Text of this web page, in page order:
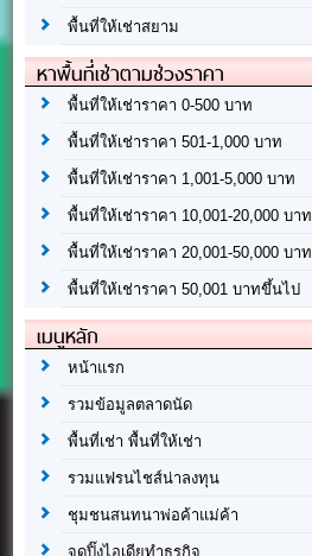
พื้นที่ให้เช่าสยาม
หาพื้นที่เช่าตามช่วงราคา
พื้นที่ให้เช่าราคา 0-500 บาท
พื้นที่ให้เช่าราคา 501-1,000 บาท
พื้นที่ให้เช่าราคา 1,001-5,000 บาท
พื้นที่ให้เช่าราคา 10,001-20,000 บาท
พื้นที่ให้เช่าราคา 20,001-50,000 บาท
พื้นที่ให้เช่าราคา 50,001 บาทขึ้นไป
เมนูหลัก
หน้าแรก
รวมข้อมูลตลาดนัด
พื้นที่เช่า พื้นที่ให้เช่า
รวมแฟรนไชส์น่าลงทุน
ชุมชนสนทนาพ่อค้าแม่ค้า
จุดปิ๊งไอเดียทำธุรกิจ